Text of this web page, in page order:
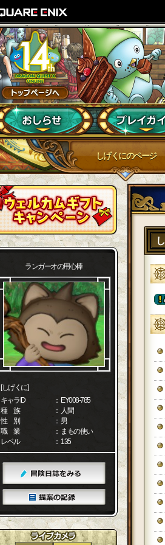
しげくにのページ
ランガーオの用心棒
[しげくに]
キャラID
： EY008-785
種 族
： 人間
性 別
： 男
職 業
： まもの使い
レベル
： 135